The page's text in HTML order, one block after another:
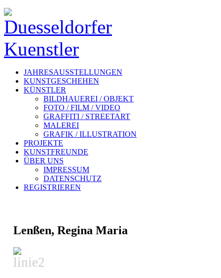
JAHRESAUSSTELLUNGEN
KUNSTGESCHEHEN
KÜNSTLER
BILDHAUEREI / OBJEKT
FOTO / FILM / VIDEO
GRAFFITI / STREETART
MALEREI
GRAFIK / ILLUSTRATION
PROJEKTE
KUNSTFREUNDE
ÜBER UNS
IMPRESSUM
DATENSCHUTZ
REGISTRIEREN
Lenßen, Regina Maria